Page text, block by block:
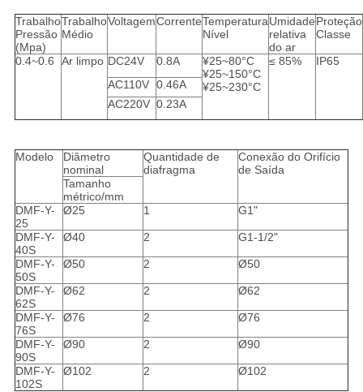
Trabalho
Pressão
(Mpa)
Trabalho
Médio
VoltagemCorrenteTemperatura
Nível
Umidade
relativa
do ar
Proteção
Classe
0.4~0.6 Ar limpo DC24V 0.8A
¥25~80°C
¥25~150°C
¥25~230°C
≤ 85% IP65
AC110V 0.46A
AC220V 0.23A
Modelo
Diâmetro
nominal
Quantidade de
diafragma
Conexão do Orifício
de Saída
Tamanho
métrico/mm
DMF-Y-
25
Ø25 1 G1"
DMF-Y-
40S
Ø40 2 G1-1/2"
DMF-Y-
50S
Ø50 2 Ø50
DMF-Y-
62S
Ø62 2 Ø62
DMF-Y-
76S
Ø76 2 Ø76
DMF-Y-
90S
Ø90 2 Ø90
DMF-Y-
102S
Ø102 2 Ø102